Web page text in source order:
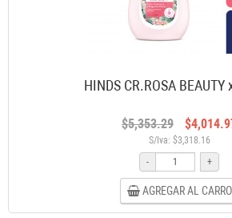
HINDS CR.ROSA
$5,353.29
S/Iva: $3,318.16
-
+
AGREGAR AL CARRO